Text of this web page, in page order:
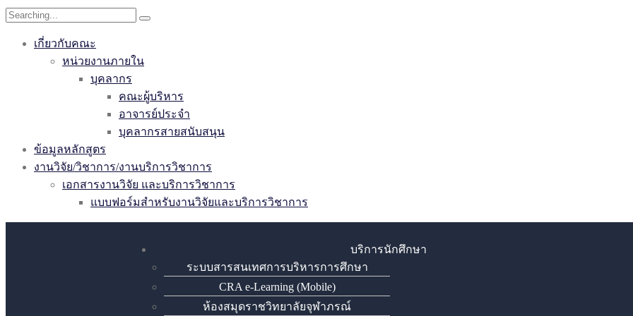
เกี่ยวกับคณะ
หน่วยงานภายใน
บุคลากร
คณะผู้บริหาร
อาจารย์ประจำ
บุคลากรสายสนับสนุน
ข้อมูลหลักสูตร
งานวิจัย/วิชาการ/งานบริการวิชาการ
เอกสารงานวิจัย และบริการวิชาการ
แบบฟอร์มสำหรับงานวิจัยและบริการวิชาการ
บริการนักศึกษา
ระบบสารสนเทศการบริหารการศึกษา
CRA e-Learning (Mobile)
ห้องสมุดราชวิทยาลัยจุฬาภรณ์